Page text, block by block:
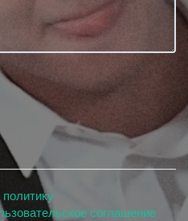
политику
соглашение